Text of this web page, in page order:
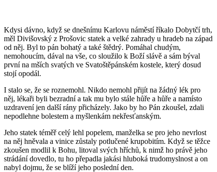
Kdysi dávno, když se dnešnímu Karlovu náměstí říkalo Dobytčí trh,
měl Divišovský z Prošovic statek a velké zahrady u hradeb na západ
od něj. Byl to pán bohatý a také štědrý. Pomáhal chudým,
nemohoucím, dával na vše, co sloužilo k Boží slávě a sám býval
první na mších svatých ve Svatoštěpánském kostele, který dosud
stojí opodál.
I stalo se, že se roznemohl. Nikdo nemohl přijít na žádný lék pro
něj, lékaři byli bezradní a tak mu bylo stále hůře a hůře a namísto
uzdravení jen další rány přicházely. Jako by ho Pán zkoušel, zdali
nepodlehne bolestem a myšlenkám nekřesťanským.
Jeho statek téměř celý lehl popelem, manželka se pro jeho nevrlost
na něj hněvala a vinice zůstaly potlučené krupobitím. Když se těžce
zkoušen modlil k Bohu, litoval svých hříchů, k nimž ho právě jeho
strádání dovedlo, tu ho přepadla jakási hluboká trudomyslnost a on
nabyl dojmu, že se blíží jeho poslední den.